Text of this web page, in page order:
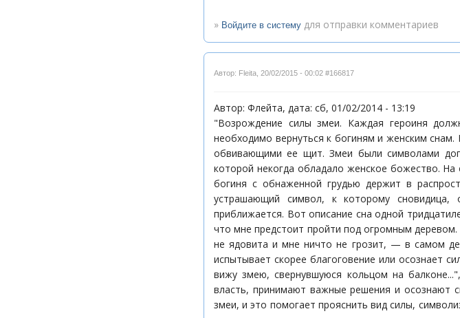
» Войдите в систему для отправки комментариев
Автор: Fleita 20/02/2015 - 00:02 #166817
Автор: Флейта, дата: сб, 01/02/2014 - 13:19
"Возрождение силы змеи. Каждая героиня
необходимо вернуться к богиням и женским
обвивающими ее щит. Змеи были символами
которой некогда обладало женское божество.
богиня с обнаженной грудью держит в
устрашающий символ, к которому
приближается. Вот описание сна одной
что мне предстоит пройти под огромным
не ядовита и мне ничто не грозит, — в самом
испытывает скорее благоговение или осознает
вижу змею, свернувшуюся кольцом на
власть, принимают важные решения и осознают
змеи, и это помогает прояснить вид силы,